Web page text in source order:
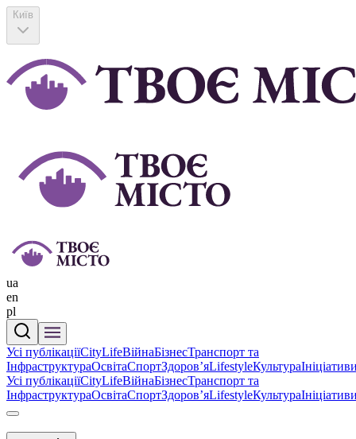
Київ
ua
en
pl
Усі публікаціїCityLifeВійнаБізнесТранспорт та
ІнфраструктураОсвітаСпортЗдоровʼяLifestyleКультура
Усі публікаціїCityLifeВійнаБізнесТранспорт та
ІнфраструктураОсвітаСпортЗдоровʼяLifestyleКультура